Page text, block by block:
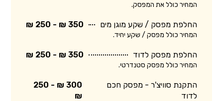
המחיר כולל את המפסק.
החלפת מפסק / שקע מוגן מים 350 ₪ - 250 ₪
המחיר כולל מפסק / שקע יחיד.
החלפת מפסק לדוד 350 ₪ - 250 ₪
המחיר כולל מפסק סטנדרטי.
התקנת סוויצ'ר - מפסק חכם
לדוד
300 ₪ - 250
₪